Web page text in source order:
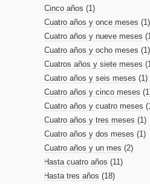
Cinco años (1)
Cuatro años y once meses (1)
Cuatro años y nueve meses
Cuatro años y ocho meses (1)
Cuatros años y siete meses
Cuatro años y seis meses (1)
Cuatro años y cinco meses
Cuatro años y cuatro meses
Cuatro años y tres meses (1)
Cuatro años y dos meses (1)
Cuatro años y un mes (2)
Hasta cuatro años (11)
Hasta tres años (18)